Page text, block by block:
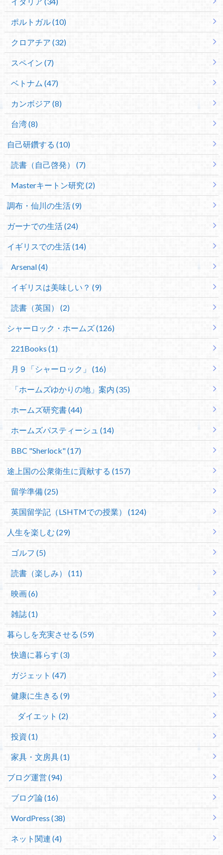
ポルトガル (10)
クロアチア (32)
スペイン (7)
ベトナム (47)
カンボジア (8)
台湾 (8)
自己研鑽する (10)
読書（自己啓発） (7)
Masterキートン研究 (2)
調布・仙川の生活 (9)
ガーナでの生活 (24)
イギリスでの生活 (14)
Arsenal (4)
イギリスは美味しい？ (9)
読書（英国） (2)
シャーロック・ホームズ (126)
221Books (1)
月９「シャーロック」 (16)
「ホームズゆかりの地」案内 (35)
ホームズ研究書 (44)
ホームズパスティーシュ (14)
BBC "Sherlock" (17)
途上国の公衆衛生に貢献する (157)
留学準備 (25)
英国留学記（LSHTMでの授業） (124)
人生を楽しむ (29)
ゴルフ (5)
読書（楽しみ） (11)
映画 (6)
雑誌 (1)
暮らしを充実させる (59)
快適に暮らす (3)
ガジェット (47)
健康に生きる (9)
ダイエット (2)
投資 (1)
家具・文房具 (1)
ブログ運営 (94)
ブログ論 (16)
WordPress (38)
ネット関連 (4)